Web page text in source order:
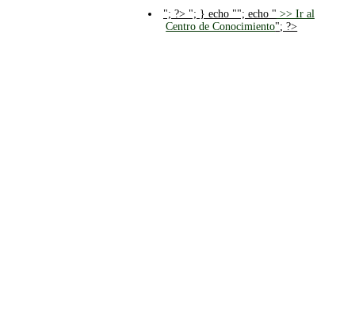
"; ?> "; } echo ""; echo " >> Ir al
Centro de Conocimiento"; ?>